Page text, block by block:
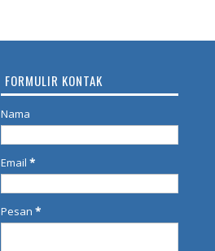
FORMULIR KONTAK
Nama
Email *
Pesan *